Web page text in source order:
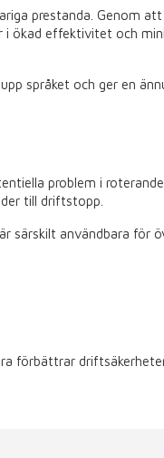
prestanda. Genom
i ökad effektivitet och
språket och ger en
problem i
till driftstopp.
användbara för
förbättrar